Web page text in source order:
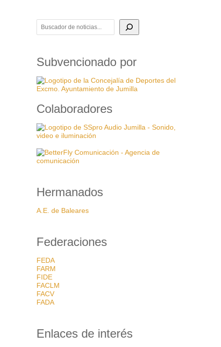
BUSCADOR DE NOTICIAS
Subvencionado por
Colaboradores
Hermanados
A.E. de Baleares
Federaciones
FEDA
FARM
FIDE
FACLM
FACV
FADA
Enlaces de interés